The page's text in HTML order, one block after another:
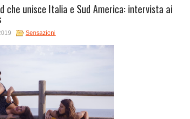
che unisce Italia e Sud America: intervista ai
Sensazioni